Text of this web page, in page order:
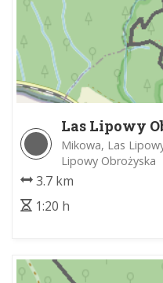
Las Lipowy
Mikowa, Las
Lipowy Obrożyska
3.7 km
1:20 h